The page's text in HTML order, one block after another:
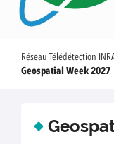
Réseau Télédétection
Geospatial Week 2027